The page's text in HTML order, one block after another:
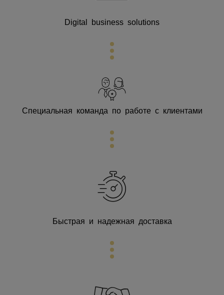
Digital business solutions
Специальная команда по работе с клиентами
Быстрая и надежная доставка